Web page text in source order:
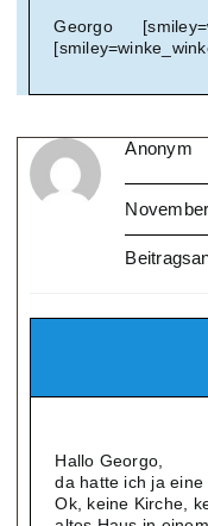
Georgo
Anonym
Hallo Georgo,
da hatte ich ja
Ok, keine Kirche,